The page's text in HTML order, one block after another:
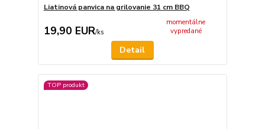
Liatinová panvica na grilovanie 31 cm BBQ
19,90 EUR/ks
momentálne
vypredané
Detail
TOP produkt